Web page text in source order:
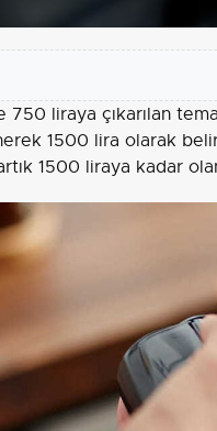
750 liraya çıkarılan
1500 lira olarak
1500 liraya kadar